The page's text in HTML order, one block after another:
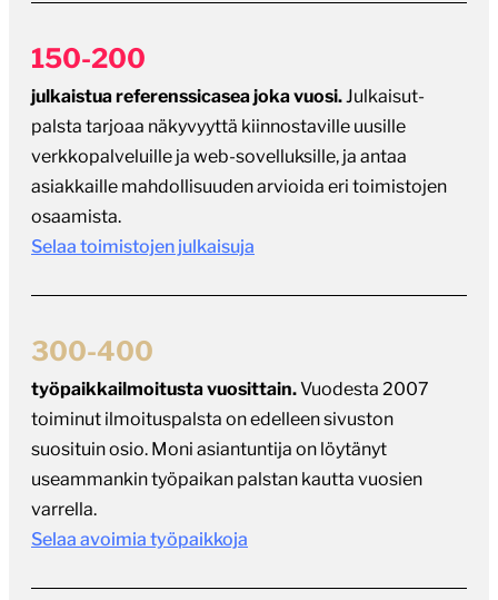
150-200
julkaistua referenssicasea joka vuosi.Julkaisut-
palsta tarjoaa näkyvyyttä kiinnostaville uusille
verkkopalveluille ja web-sovelluksille, ja antaa
asiakkaille mahdollisuuden arvioida eri toimistojen
osaamista.
Selaa toimistojen julkaisuja
300-400
työpaikkailmoitusta vuosittain.Vuodesta 2007
toiminut ilmoituspalsta on edelleen sivuston
suosituin osio. Moni asiantuntija on löytänyt
useammankin työpaikan palstan kautta vuosien
varrella.
Selaa avoimia työpaikkoja